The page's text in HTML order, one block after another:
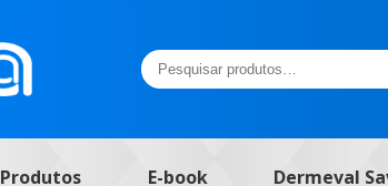
Pesquisar
por:
Produtos E-book Dermeval